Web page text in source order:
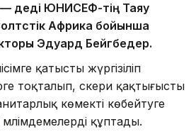
деді ЮНИСЕФ-тің Таяу
Африка бойынша
Эдуард Бейгбедер.
қатысты жүргізіліп
тоқталып, әскери қақтығысты
көмекті көбейтуге
мәлімдемелерді құптады.